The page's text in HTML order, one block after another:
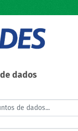
dados